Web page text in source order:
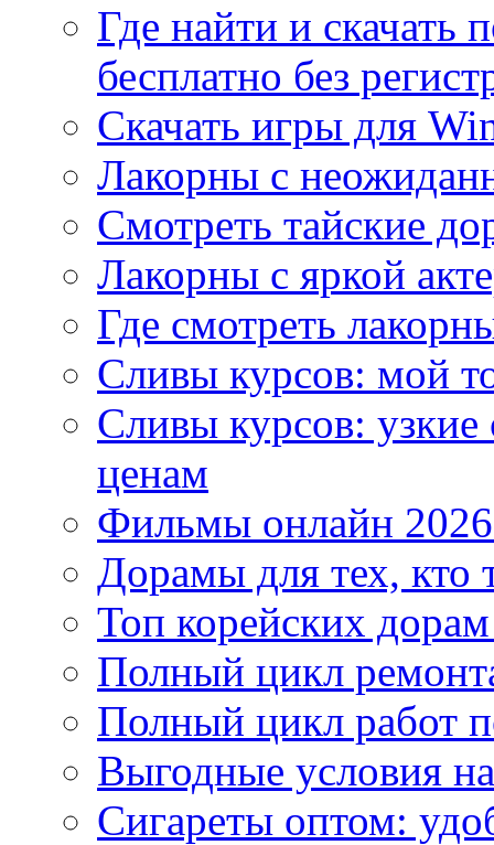
Где найти и
бесплатно без
Скачать игры для
Лакорны с
Смотреть тайские
Лакорны с яркой
Где смотреть
Сливы курсов: мой
Сливы курсов:
ценам
Фильмы онлайн
Дорамы для тех, кто
Топ корейских
Полный цикл
Полный цикл работ
Выгодные условия
Сигареты оптом: